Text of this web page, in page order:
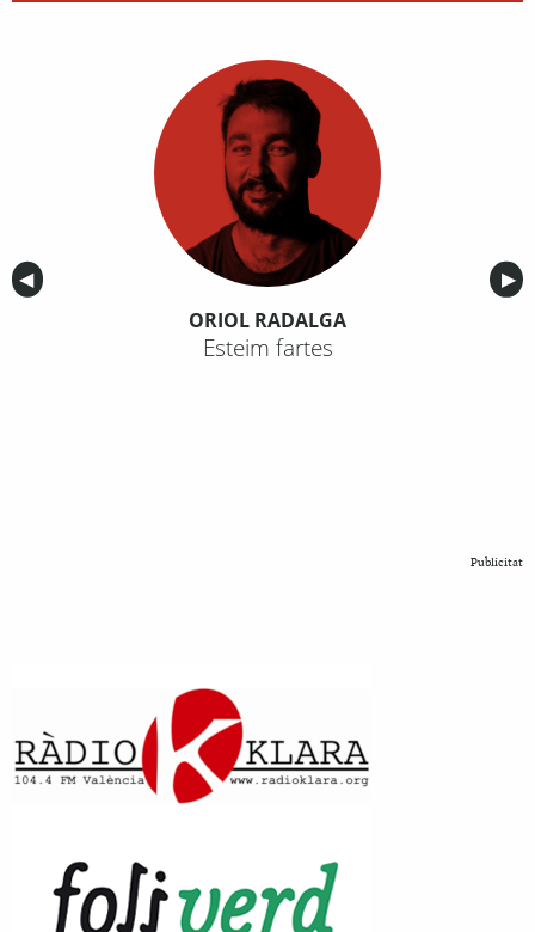
Anterior
◀︎ ▶︎
ORIOL RADALGA
Esteim fartes
Publicitat